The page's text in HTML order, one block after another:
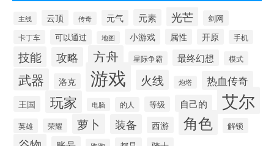
主线 云顶 传奇 元气 元素 光芒 剑网
卡丁车 可以通过 地图 小游戏 属性 开原 手机
技能 攻略 方舟 星际争霸 最终幻想 模式
武器 洛克 游戏 火线 炮塔 热血传奇
王国 玩家 电脑 的人 等级 自己的 艾尔
英雄 荣耀 萝卜 装备 西游 角色 解锁